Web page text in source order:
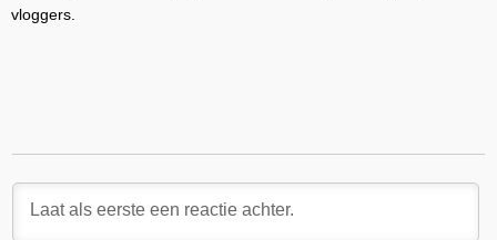
vloggers.